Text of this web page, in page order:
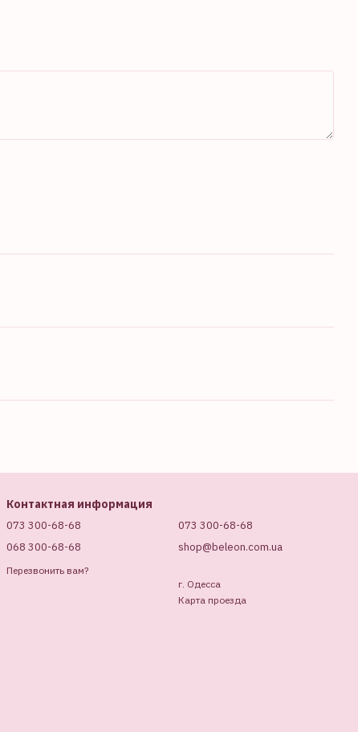
Контактная информация
073 300-68-68
068 300-68-68
Перезвонить вам?
073 300-68-68
shop@beleon.com.ua
г. Одесса
Карта проезда